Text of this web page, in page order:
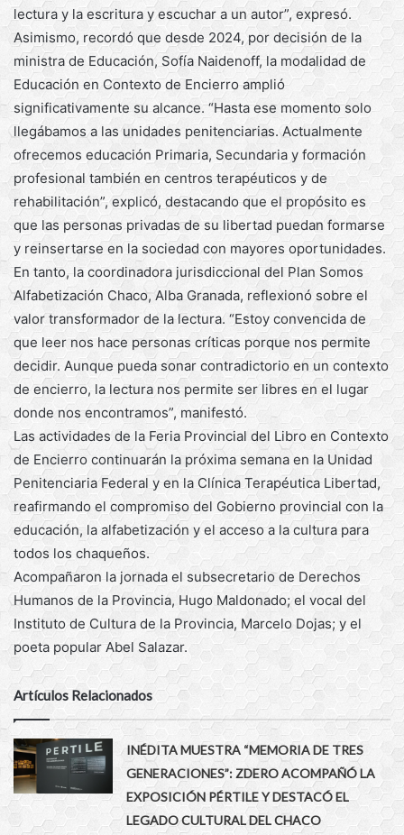
lectura y la escritura y escuchar a un autor”, expresó.
Asimismo, recordó que desde 2024, por decisión de la
ministra de Educación, Sofía Naidenoff, la modalidad de
Educación en Contexto de Encierro amplió
significativamente su alcance. “Hasta ese momento solo
llegábamos a las unidades penitenciarias. Actualmente
ofrecemos educación Primaria, Secundaria y formación
profesional también en centros terapéuticos y de
rehabilitación”, explicó, destacando que el propósito es
que las personas privadas de su libertad puedan formarse
y reinsertarse en la sociedad con mayores oportunidades.
En tanto, la coordinadora jurisdiccional del Plan Somos
Alfabetización Chaco, Alba Granada, reflexionó sobre el
valor transformador de la lectura. “Estoy convencida de
que leer nos hace personas críticas porque nos permite
decidir. Aunque pueda sonar contradictorio en un contexto
de encierro, la lectura nos permite ser libres en el lugar
donde nos encontramos”, manifestó.
Las actividades de la Feria Provincial del Libro en Contexto
de Encierro continuarán la próxima semana en la Unidad
Penitenciaria Federal y en la Clínica Terapéutica Libertad,
reafirmando el compromiso del Gobierno provincial con la
educación, la alfabetización y el acceso a la cultura para
todos los chaqueños.
Acompañaron la jornada el subsecretario de Derechos
Humanos de la Provincia, Hugo Maldonado; el vocal del
Instituto de Cultura de la Provincia, Marcelo Dojas; y el
poeta popular Abel Salazar.
Artículos Relacionados
INÉDITA MUESTRA “MEMORIA DE TRES
GENERACIONES”: ZDERO ACOMPAÑÓ LA
EXPOSICIÓN PÉRTILE Y DESTACÓ EL
LEGADO CULTURAL DEL CHACO